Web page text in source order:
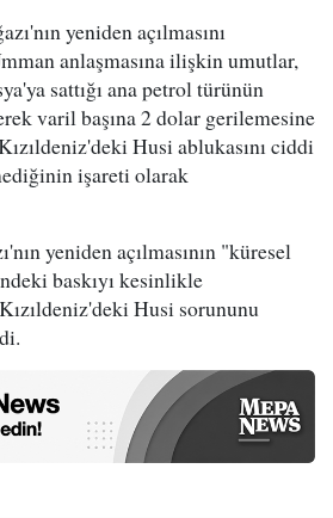
yeniden açılmasını
anlaşmasına ilişkin umutlar,
sattığı ana petrol türünün
varil başına 2 dolar gerilemesine
Husi ablukasını ciddi
işareti olarak
yeniden açılmasının "küresel
baskıyı kesinlikle
Husi sorununu